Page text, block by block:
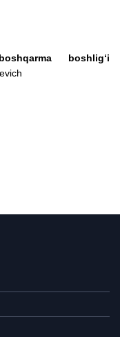
boshlig‘i